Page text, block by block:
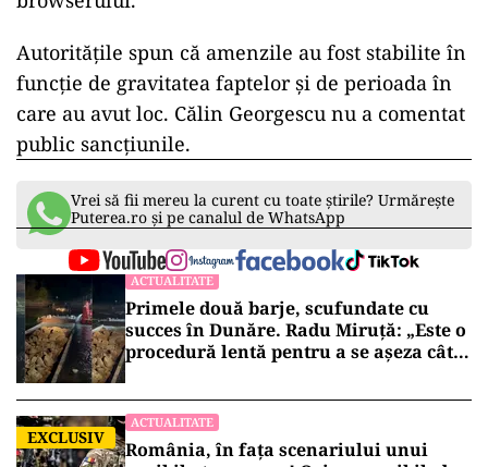
acțiunilor împotriva ordinii
de la Înalta Curte
Autoritatea precizează că orice colectare de
informații prin intermediul unui site trebuie să
respecte două condiții clare. Acestea sunt
consimțământul expres al utilizatorului și o
informare completă, formulată într-un limbaj
accesibil, despre scopul colectării. În plus,
vizitatorii trebuie să aibă opțiunea de a respinge
sau șterge datele, inclusiv prin setările
browserului.
Autoritățile spun că amenzile au fost stabilite în
funcție de gravitatea faptelor și de perioada în
care au avut loc. Călin Georgescu nu a comentat